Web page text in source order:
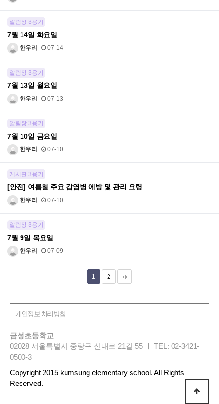
알림장 3용기
7월 14일 화요일
한우리 07-14
알림장 3용기
7월 13일 월요일
한우리 07-13
알림장 3용기
7월 10일 금요일
한우리 07-10
게시판 3용기
[안전] 여름철 주요 감염병 에방 및 관리 요령
한우리 07-10
알림장 3용기
7월 9일 목요일
한우리 07-09
1 2
금성초등학교
02028 서울특별시 중랑구 신내로 21길 55 ㅣ TEL: 02-3421-
0500-3
Copyright 2015 kumsung elementary school. All Rights
Reserved.